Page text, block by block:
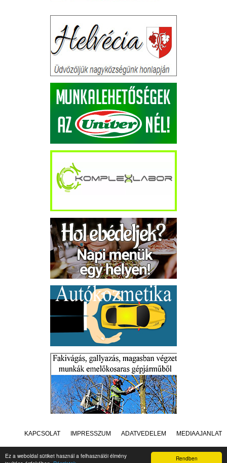
Rendben
Ez a weboldal sütiket használ a felhasználói élmény
KAPCSOLAT IMPRESSZUM ADATVÉDELEM MÉDIAAJÁNLAT